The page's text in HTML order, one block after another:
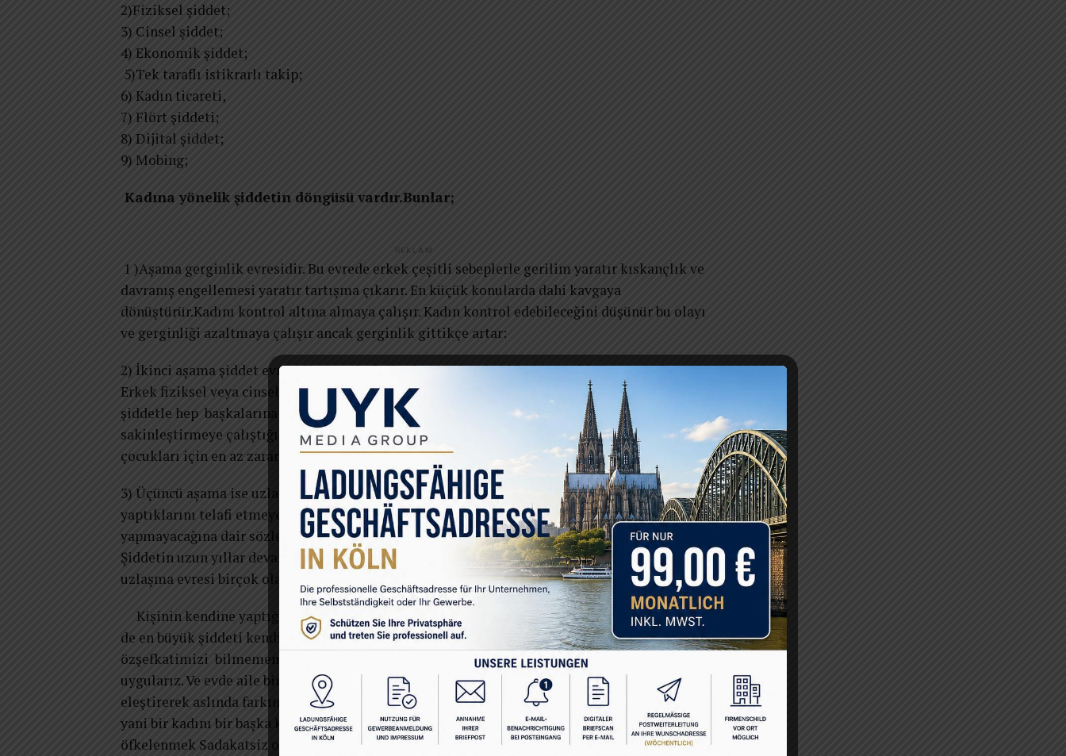
2)Fiziksel şiddet;
3) Cinsel şiddet;
4) Ekonomik şiddet;
5)Tek taraflı istikrarlı takip;
6) Kadın ticareti,
7) Flört şiddeti;
8) Dijital şiddet;
9) Mobing;
Kadına yönelik şiddetin döngüsü vardır.Bunlar;
REKLAM
1 )Aşama gerginlik evresidir. Bu evrede erkek çeşitli sebeplerle gerilim yaratır kıskançlık ve
davranış engellemesi yaratır tartışma çıkarır. En küçük konularda dahi kavgaya
dönüştürür.Kadını kontrol altına almaya çalışır. Kadın kontrol edebileceğini düşünür bu olayı
ve gerginliği azaltmaya çalışır ancak gerginlik gittikçe artar:
2) İkinci aşama şiddet evresidir. Burada fiziksel veya cinsel şiddetin görüldüğü aşamadı.r
Erkek fiziksel veya cinsel şiddet uygular hemen arkasından bahaneler bulur uyguladığı
şiddetle hep başkalarına hatta kadını suçlar kadın şiddetten kendini korumaya erkeği
sakinleştirmeye çalıştığı bir evredir; ancak mümkün değildir ve kadın kendisi ve varsa
çocukları için en az zararla bu durumu geçiştirmeye çalışır.
3) Üçüncü aşama ise uzlaşma ,ya da balayı aşaması dediğimiz durumdur. Erkek özür diler
yaptıklarını telafi etmeye çalışır; hediyeler alır gerilim azalır. Erkek bir daha asla
yapmayacağına dair sözler verir. Ancak bu aşama uzun sürmez yine aynı döngüyü çalıştırılır.
Şiddetin uzun yıllar devam ettiği ilişkilerde üçüncü aşamanın artık yaşanmadığı barışma
uzlaşma evresi birçok olayda gerçekleşmez..
Kişinin kendine yaptığı Öz şiddeti de ele almak gerekir. Ve çok kez şiddetten şikayet etsek
de en büyük şiddeti kendimize kendimizi merkezimize almamamıza ve kendimize
özşefkatimizi bilmememiz doğrultusunda fedakarlıklar yapmamız nedeniyle kendimize
uygularız. Ve evde aile bireylerine arkadaşlarımıza ,küserek ,yok sayarak ve sürekli onları
eleştirerek aslında farkında olmadan şiddetin uygulayıcı tarafı olabiliriz. Mesela eşimizi
yani bir kadını bir başka kadına kıyaslamak da şiddettir. Başka erkeklerle konuştuğumuzda
öfkelenmek Sadakatsiz olduğumuzu konusunda şüpheli davranarak bizi eleştiren eşimiz